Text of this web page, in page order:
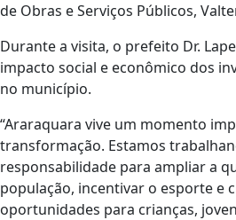
de Obras e Serviços Públicos,
Durante a visita, o prefeito Dr.
impacto social e econômico dos
no município.
“Araraquara vive um momento
transformação. Estamos
responsabilidade para ampliar a
população, incentivar o esporte e
oportunidades para crianças,